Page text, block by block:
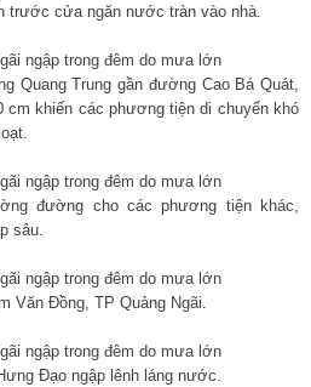
trước cửa ngăn nước tràn vào nhà.
Quang Trung gần đường Cao Bá Quát,
cm khiến các phương tiện di chuyển khó
đường cho các phương tiện khác,
sâu.
Văn Đồng, TP Quảng Ngãi.
Đạo ngập lênh láng nước.